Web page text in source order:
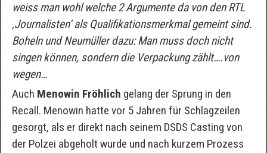
weiss man wohl welche 2 Argumente da von den RTL
‚Journalisten‘ als Qualifikationsmerkmal gemeint sind.
Boheln und Neumüller dazu: Man muss doch nicht
singen können, sondern die Verpackung zählt….von
wegen…
Auch Menowin Fröhlich gelang der Sprung in den
Recall. Menowin hatte vor 5 Jahren für Schlagzeilen
gesorgt, als er direkt nach seinem DSDS Casting von
der Polzei abgeholt wurde und nach kurzem Prozess